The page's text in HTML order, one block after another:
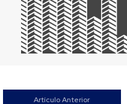
Artículo Anterior